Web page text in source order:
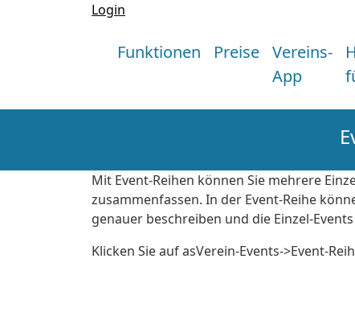
Login
Funktionen Preise Vereins-
App
Mit Event-Reihen können Sie mehrere
zusammenfassen. In der Event-Reihe
genauer beschreiben und die Einzel-
Klicken Sie auf asVerein-Events->Event-